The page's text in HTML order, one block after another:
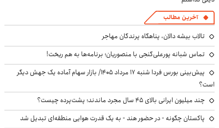
آخرین مطالب
تالاب بیشه دالان، پناهگاه پرندگان مهاجر
تماس شبانه پورعلی‌گنجی با منصوریان؛ برنامه‌ها به هم ریخت!
پیش‌بینی بورس فردا شنبه ۱۷ مرداد ۱۴۰۵/ بازار سهام آماده یک جهش دیگر
است؟
چند میلیون ایرانی بالای ۴۵ سال مجرد ماندند؛ پشت‌پرده چیست؟
پاکستان چگونه - در حضور هند - به یک قدرت هوایی منطقه‌ای تبدیل شد